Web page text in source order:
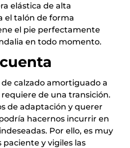
elástica de alta
el talón de forma
el pie perfectamente
en todo momento.
calzado amortiguado a
de una transición.
de adaptación y querer
hacernos incurrir en
Por ello, es muy
y vigiles las